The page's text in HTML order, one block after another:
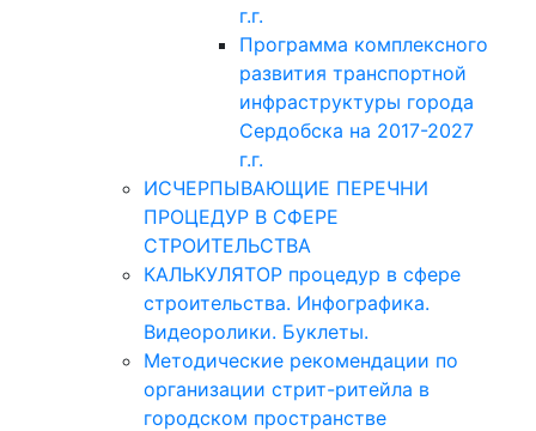
г.г.
Программа комплексного
развития транспортной
инфраструктуры города
Сердобска на 2017-2027
г.г.
ИСЧЕРПЫВАЮЩИЕ ПЕРЕЧНИ
ПРОЦЕДУР В СФЕРЕ
СТРОИТЕЛЬСТВА
КАЛЬКУЛЯТОР процедур в сфере
строительства. Инфографика.
Видеоролики. Буклеты.
Методические рекомендации по
организации стрит-ритейла в
городском пространстве